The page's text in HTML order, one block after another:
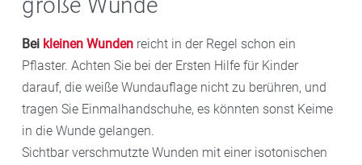
Bei kleinen Wunden reicht in der Regel schon ein
Pflaster. Achten Sie bei der Ersten Hilfe für Kinder
darauf, die weiße Wundauflage nicht zu berühren, und
tragen Sie Einmalhandschuhe, es könnten sonst Keime
in die Wunde gelangen.
Sichtbar verschmutzte Wunden mit einer isotonischen